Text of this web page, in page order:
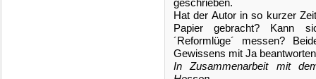
geschrieben.
Hat der Autor in so kurzer
Papier gebracht? Kann
´Reformlüge´ messen?
Gewissens mit Ja
In Zusammenarbeit mit